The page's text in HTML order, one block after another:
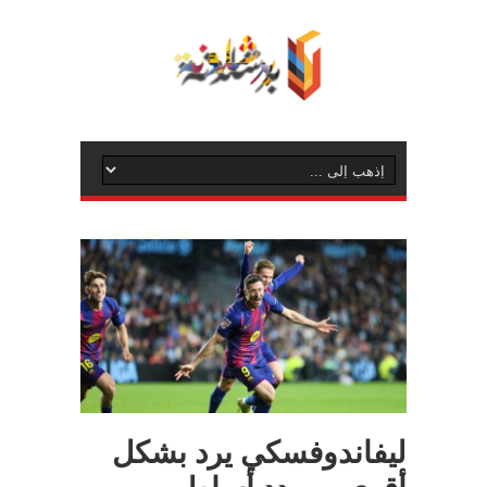
ليفاندوفسكي يرد بشكل